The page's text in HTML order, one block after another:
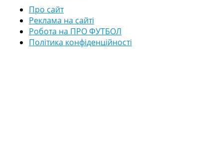
Про сайт
Реклама на сайті
Робота на ПРО ФУТБОЛ
Політика конфіденційності